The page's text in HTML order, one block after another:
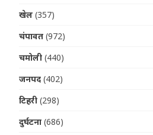
खेल (357)
चंपावत (972)
चमोली (440)
जनपद (402)
टिहरी (298)
दुर्घटना (686)